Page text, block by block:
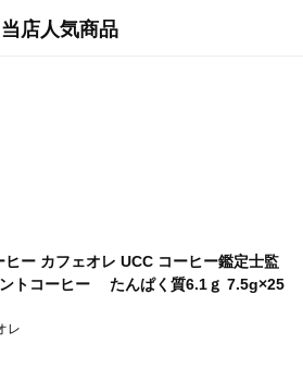
当店人気商品
ヒー カフェオレ UCC コーヒー鑑定士監
トコーヒー たんぱく質6.1ｇ 7.5g×25
レ